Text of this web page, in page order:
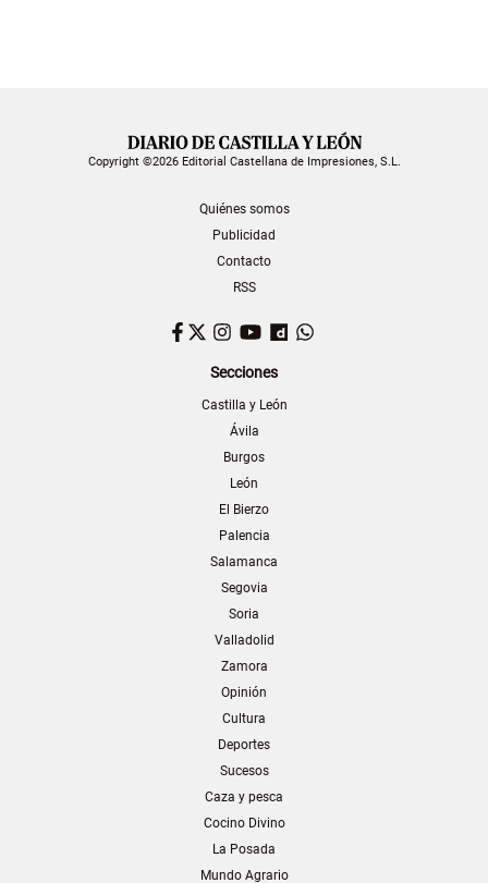
Copyright ©2026 Editorial Castellana de Impresiones, S.L.
Quiénes somos
Publicidad
Contacto
RSS
Facebook
TwitterInstagram
YouTubeDailymotion
Secciones
Castilla y León
Ávila
Burgos
León
El Bierzo
Palencia
Salamanca
Segovia
Soria
Valladolid
Zamora
Opinión
Cultura
Deportes
Sucesos
Caza y pesca
Cocino Divino
La Posada
Mundo Agrario